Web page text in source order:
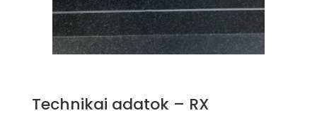
Technikai adatok – RX